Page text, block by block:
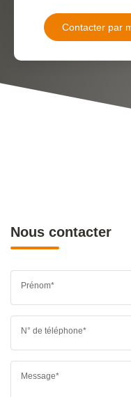
Contacter par
Nous contacter
Prénom*
N° de téléphone*
Message*